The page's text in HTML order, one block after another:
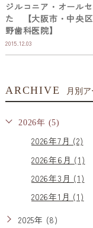
ジルコニア・オール
た 【大阪市・中央区
野歯科医院】
2015.12.03
ARCHIVE 月別
2026年 (5)
2026年7月 (2)
2026年6月 (1)
2026年3月 (1)
2026年1月 (1)
2025年 (8)